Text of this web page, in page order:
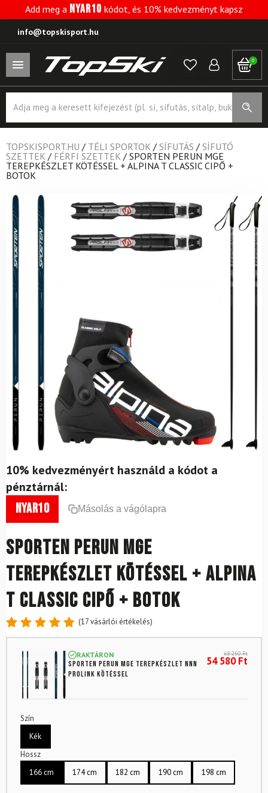
Add meg a NYAR10 kódot, és 10% kedvezményt kapsz
info@topskisport.hu
0
search
TOPSKISPORT.HU / TÉLI SPORTOK / SÍFUTÁS / SÍFUTÓ
SZETTEK / FÉRFI SZETTEK / SPORTEN PERUN MGE
TEREPKÉSZLET KÖTÉSSEL + ALPINA T CLASSIC CIPŐ +
BOTOK
10% kedvezményért használd a kódot a
pénztárnál:
nyar10 Másolás a vágólapra
SPORTEN Perun MgE
terepkészlet kötéssel + Alpina
T Classic cipő + botok
Értékelés
4.88
az
5-ből,
17
értékelés
alapján
(17vásárlói értékelés)
RAKTÁRON
SPORTEN Perun MgE terepkészlet NNN
Prolink kötéssel
68 250Ft
54 580Ft
Szín
Kék
Hossz
166 cm
174 cm 182 cm 190 cm 198 cm